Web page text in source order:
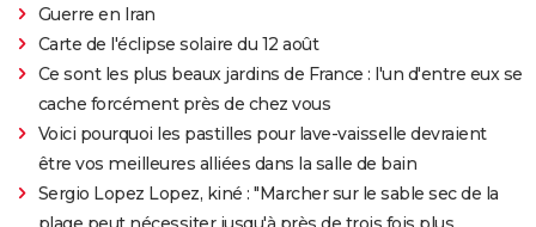
Guerre en Iran
Carte de l'éclipse solaire du 12 août
Ce sont les plus beaux jardins de France : l'un d'entre eux se
cache forcément près de chez vous
Voici pourquoi les pastilles pour lave-vaisselle devraient
être vos meilleures alliées dans la salle de bain
Sergio Lopez Lopez, kiné : "Marcher sur le sable sec de la